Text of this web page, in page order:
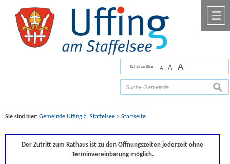
Schriftgröße A A A
Bilder mit freundlicher Unterstützung von FotografFlorian Werner
Sie sind hier: Gemeinde Uffing a. Staffelsee > Startseite
Der Zutritt zum Rathaus ist zu den Öffnungszeiten jederzeit ohne
Terminvereinbarung möglich.